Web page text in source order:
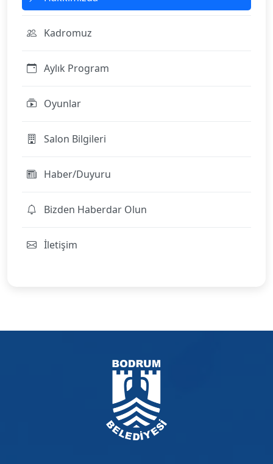
Kadromuz
Aylık Program
Oyunlar
Salon Bilgileri
Haber/Duyuru
Bizden Haberdar Olun
İletişim